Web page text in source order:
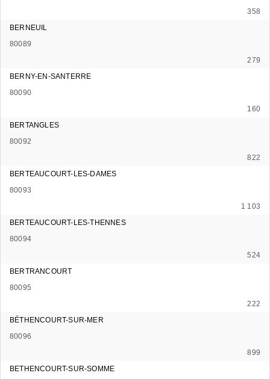
358
BERNEUIL
80089
279
BERNY-EN-SANTERRE
80090
160
BERTANGLES
80092
822
BERTEAUCOURT-LES-DAMES
80093
1 103
BERTEAUCOURT-LES-THENNES
80094
524
BERTRANCOURT
80095
222
BÉTHENCOURT-SUR-MER
80096
899
BETHENCOURT-SUR-SOMME